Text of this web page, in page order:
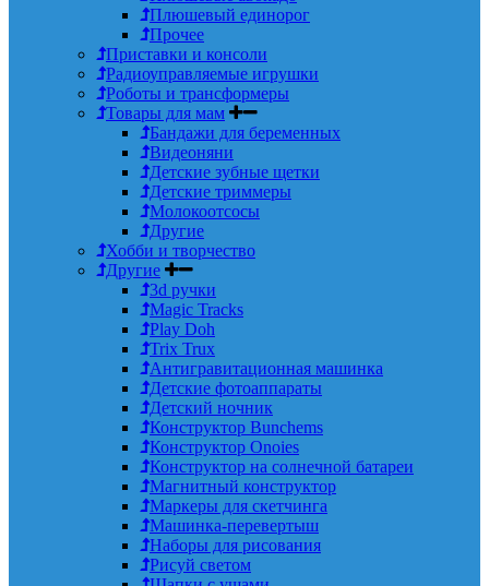
Плюшевый единорог
Прочее
Приставки и консоли
Радиоуправляемые игрушки
Роботы и трансформеры
Товары для мам
Бандажи для беременных
Видеоняни
Детские зубные щетки
Детские триммеры
Молокоотсосы
Другие
Хобби и творчество
Другие
3d ручки
Magic Tracks
Play Doh
Trix Trux
Антигравитационная машинка
Детские фотоаппараты
Детский ночник
Конструктор Bunchems
Конструктор Onoies
Конструктор на солнечной батареи
Магнитный конструктор
Маркеры для скетчинга
Машинка-перевертыш
Наборы для рисования
Рисуй светом